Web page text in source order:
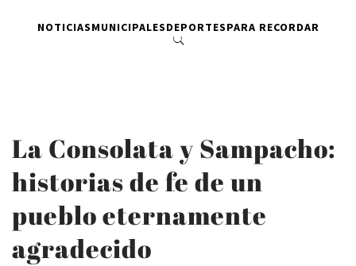
NOTICIASMUNICIPALESDEPORTESPARA RECORDAR
La Consolata y Sampacho:
historias de fe de un
pueblo eternamente
agradecido